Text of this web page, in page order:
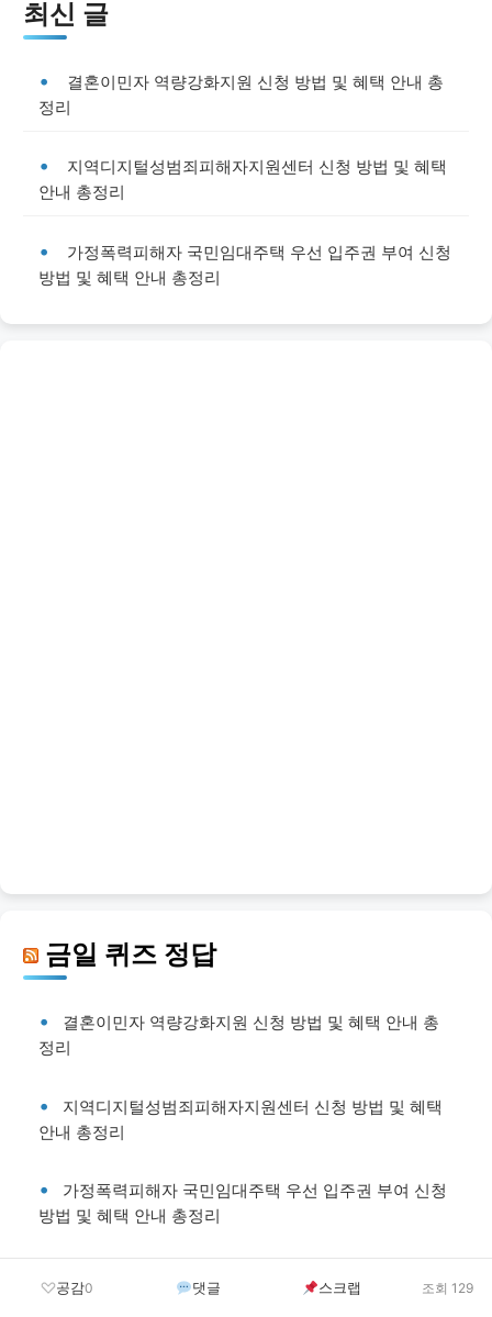
최신 글
결혼이민자 역량강화지원 신청 방법 및 혜택 안내 총
정리
지역디지털성범죄피해자지원센터 신청 방법 및 혜택
안내 총정리
가정폭력피해자 국민임대주택 우선 입주권 부여 신청
방법 및 혜택 안내 총정리
금일 퀴즈 정답
결혼이민자 역량강화지원 신청 방법 및 혜택 안내 총
정리
지역디지털성범죄피해자지원센터 신청 방법 및 혜택
안내 총정리
가정폭력피해자 국민임대주택 우선 입주권 부여 신청
방법 및 혜택 안내 총정리
리
공감0 댓글 스크랩 조회 129